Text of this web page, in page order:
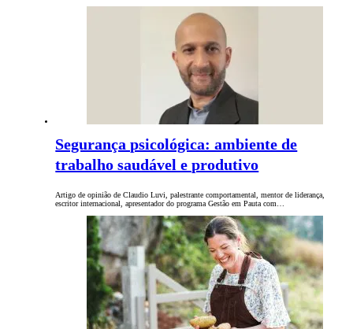
Segurança psicológica: ambiente de
trabalho saudável e produtivo
Artigo de opinião de Claudio Luvi, palestrante comportamental, mentor de liderança,
escritor internacional, apresentador do programa Gestão em Pauta com…